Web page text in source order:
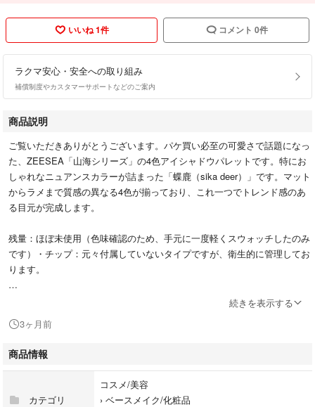
いいね 1件 コメント 0件
ラクマ安心・安全への取り組み
補償制度やカスタマーサポートなどのご案内
商品説明
ご覧いただきありがとうございます。パケ買い必至の可愛さで話題になっ
た、ZEESEA「山海シリーズ」の4色アイシャドウパレットです。特にお
しゃれなニュアンスカラーが詰まった「蝶鹿（sika deer）」です。マット
からラメまで質感の異なる4色が揃っており、これ一つでトレンド感のあ
る目元が完成します。
残量：ほぼ未使用（色味確認のため、手元に一度軽くスウォッチしたのみ
です）・チップ：元々付属していないタイプですが、衛生的に管理してお
ります。
・蝶鹿（sika deer）：肌馴染みの良いピンクブラウンやコーラル系で、デ
のが特徴です。・パッケージのデザインが非常に美しく、持っているだけ
で気分が上がるコスメです。外装はアルコール除菌シートで拭き取り済み
です。目立った傷や汚れはありませんが、自宅保管品であることをご理解
続きを表示する
3ヶ月前
商品情報
カテゴリ
コスメ/美容
› ベースメイク/化粧品